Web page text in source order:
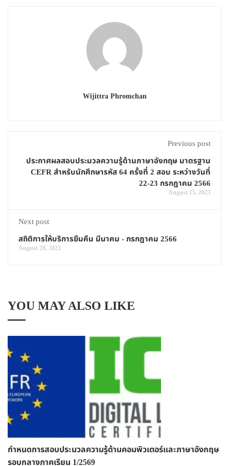
Wijittra Phromchan
Previous post
ประกาศผลสอบประมวลความรู้ด้านภาษาอังกฤษ มาตรฐาน
CEFR สำหรับนักศึกษารหัส 64 ครั้งที่ 2 สอบ ระหว่างวันที่
22-23 กรกฎาคม 2566
August 15, 2023
Next post
สถิติการให้บริการยืมคืน มีนาคม - กรกฎาคม 2566
August 28, 2023
YOU MAY ALSO LIKE
กำหนดการสอบประมวลความรู้ด้านคอมพิวเตอร์และภาษาอังกฤษ
รอบกลางภาคเรียน 1/2569